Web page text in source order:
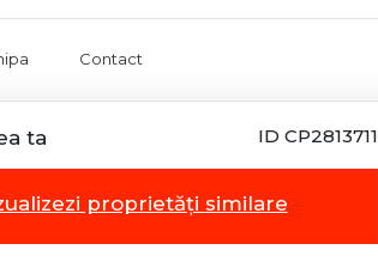
Contact
ID CP2813711
ta
proprietăți similare